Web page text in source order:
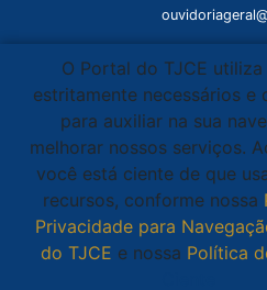
O Portal do TJCE
estritamente necessários e
para auxiliar na sua
melhorar nossos serviços.
você está ciente de que
recursos, conforme nossa
Privacidade para
do TJCE e nossa Política